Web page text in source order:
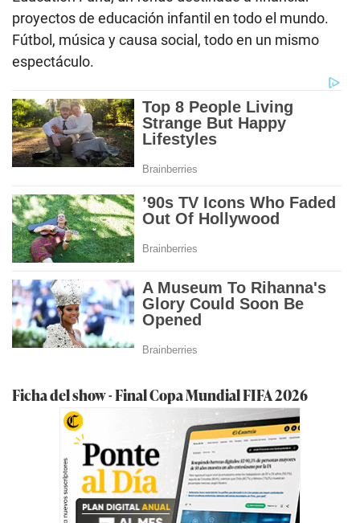
proyectos de educación infantil en todo el mundo.
Fútbol, música y causa social, todo en un mismo
espectáculo.
Ficha del show - Final Copa Mundial FIFA 2026